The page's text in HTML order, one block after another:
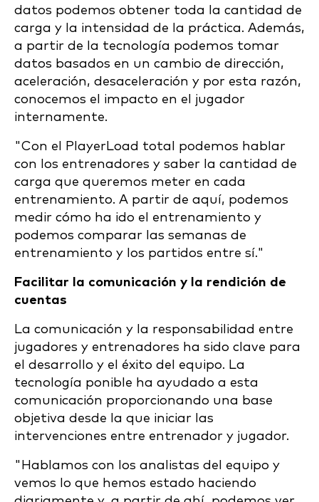
datos podemos obtener toda la cantidad de
carga y la intensidad de la práctica. Además,
a partir de la tecnología podemos tomar
datos basados en un cambio de dirección,
aceleración, desaceleración y por esta razón,
conocemos el impacto en el jugador
internamente.
"Con el PlayerLoad total podemos hablar
con los entrenadores y saber la cantidad de
carga que queremos meter en cada
entrenamiento. A partir de aquí, podemos
medir cómo ha ido el entrenamiento y
podemos comparar las semanas de
entrenamiento y los partidos entre sí."
Facilitar la comunicación y la rendición de
cuentas
La comunicación y la responsabilidad entre
jugadores y entrenadores ha sido clave para
el desarrollo y el éxito del equipo. La
tecnología ponible ha ayudado a esta
comunicación proporcionando una base
objetiva desde la que iniciar las
intervenciones entre entrenador y jugador.
"Hablamos con los analistas del equipo y
vemos lo que hemos estado haciendo